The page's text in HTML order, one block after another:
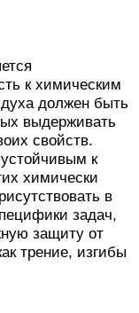
к химическим
должен быть
выдерживать
свойств.
к
химически
в
задач,
защиту от
трение, изгибы